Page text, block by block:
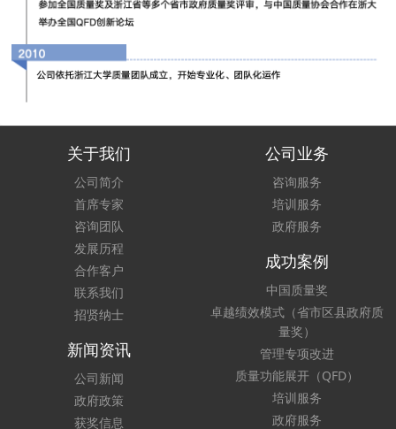
关于我们
公司简介
首席专家
咨询团队
发展历程
合作客户
联系我们
招贤纳士
公司业务
咨询服务
培训服务
政府服务
成功案例
中国质量奖
卓越绩效模式（省市区县政府质
量奖）
管理专项改进
质量功能展开（QFD）
培训服务
政府服务
新闻资讯
公司新闻
政府政策
获奖信息